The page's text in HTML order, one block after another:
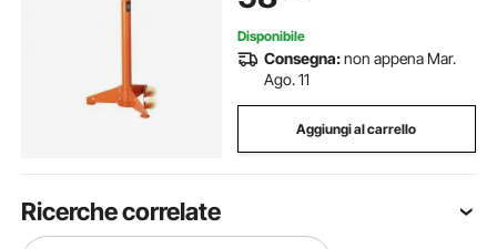
Autobloccante Garage
Disponibile
Consegna:non appena Mar.
Ago. 11
Aggiungi al carrello
Ricerche correlate